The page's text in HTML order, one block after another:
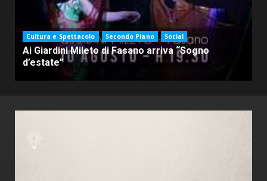
Cultura e Spettacolo Secondo Piano Social
Ai Giardini Mileto di Fasano arriva “Sogno
d’estate”